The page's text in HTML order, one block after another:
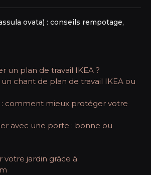
ovata) : conseils rempotage,
un plan de travail IKEA ?
chant de plan de travail IKEA ou
: comment mieux protéger votre
avec une porte : bonne ou
votre jardin grâce à